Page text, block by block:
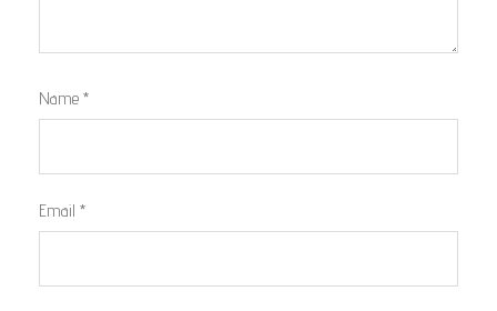
Name *
Email *